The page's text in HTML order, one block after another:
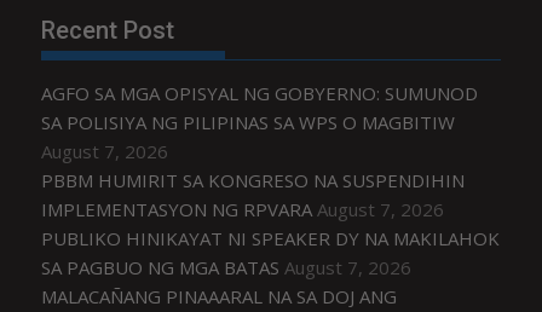
Recent Post
AGFO SA MGA OPISYAL NG GOBYERNO: SUMUNOD
SA POLISIYA NG PILIPINAS SA WPS O MAGBITIW
August 7, 2026
PBBM HUMIRIT SA KONGRESO NA SUSPENDIHIN
IMPLEMENTASYON NG RPVARA August 7, 2026
PUBLIKO HINIKAYAT NI SPEAKER DY NA MAKILAHOK
SA PAGBUO NG MGA BATAS August 7, 2026
MALACAÑANG PINAAARAL NA SA DOJ ANG